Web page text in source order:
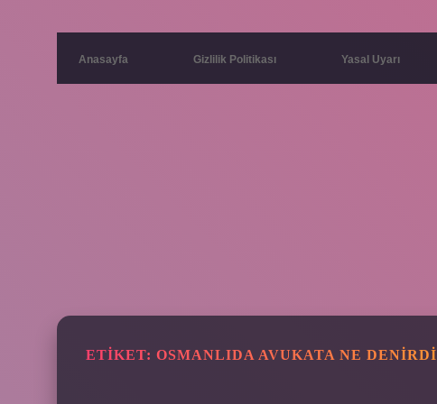
Anasayfa Gizlilik Politikası Yasal Uyarı
ETIKET: OSMANLIDA AVUKATA NE DENIRDI